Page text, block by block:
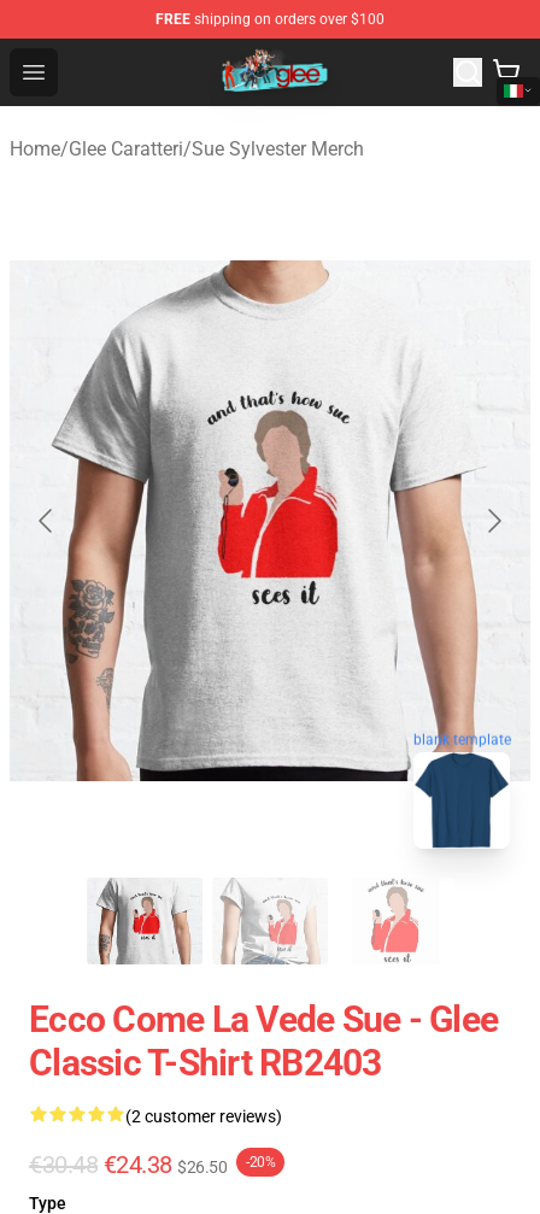
FREE shipping on orders over $100
Open menu
Glee Store - Official Glee Merchandise Shop
Home/Glee Caratteri/Sue Sylvester Merch
blank template
Ecco Come La Vede Sue - Glee
Classic T-Shirt RB2403
(2 customer reviews)
€30.48 €24.38 $26.50 -20%
Type